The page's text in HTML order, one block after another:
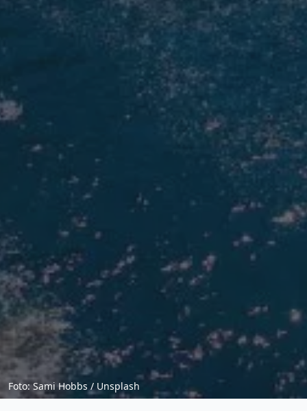
Foto: Sami Hobbs / Unsplash